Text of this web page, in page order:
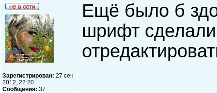
Зарегистрирован: 27 сен
2012, 22:20
Сообщения: 37
Ещё было б
шрифт